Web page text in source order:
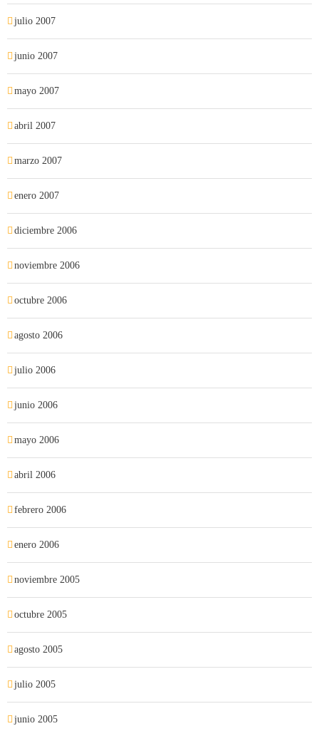
julio 2007
junio 2007
mayo 2007
abril 2007
marzo 2007
enero 2007
diciembre 2006
noviembre 2006
octubre 2006
agosto 2006
julio 2006
junio 2006
mayo 2006
abril 2006
febrero 2006
enero 2006
noviembre 2005
octubre 2005
agosto 2005
julio 2005
junio 2005